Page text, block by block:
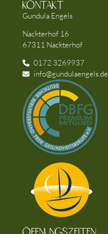
Kontakt
Gundula Engels
Nackterhof 16
67311 Nackterhof
0172 3269937
info@gundulaengels.de
Öffnungszeiten